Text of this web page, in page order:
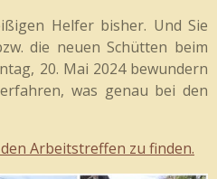
Helfer bisher. Und Sie
die neuen Schütten beim
20. Mai 2024 bewundern
was genau bei den
Arbeitstreffen zu finden.